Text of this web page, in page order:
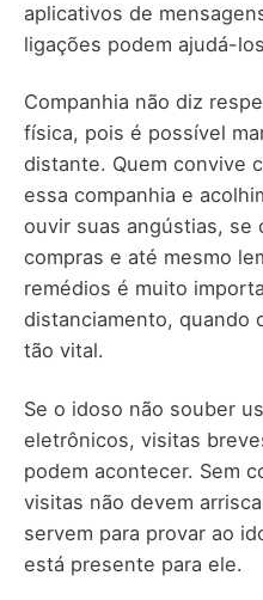
aplicativos de
ligações podem ajudá-
Companhia não diz
física, pois é possível
distante. Quem convive
essa companhia e
ouvir suas angústias, se
compras e até mesmo
remédios é muito
distanciamento, quando
tão vital.
Se o idoso não souber
eletrônicos, visitas
podem acontecer. Sem
visitas não devem
servem para provar ao
está presente para ele.